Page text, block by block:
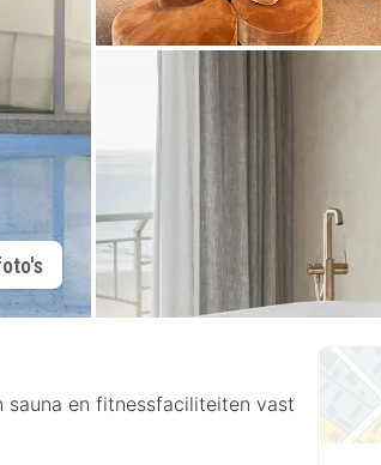
sauna en fitnessfaciliteiten vast